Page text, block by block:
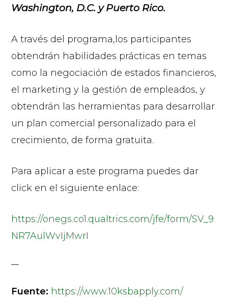
Washington, D.C. y Puerto Rico.
A través del programa,los participantes
obtendrán habilidades prácticas en temas
como la negociación de estados financieros,
el marketing y la gestión de empleados, y
obtendrán las herramientas para desarrollar
un plan comercial personalizado para el
crecimiento, de forma gratuita.
Para aplicar a este programa puedes dar
click en el siguiente enlace:
https://onegs.co1.qualtrics.com/jfe/form/SV_9
NR7AulWvIjMwrI
Fuente: https://www.10ksbapply.com/